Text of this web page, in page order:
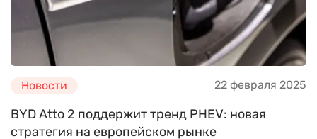
Новости 22 февраля 2025
BYD Atto 2 поддержит тренд PHEV: новая
стратегия на европейском рынке